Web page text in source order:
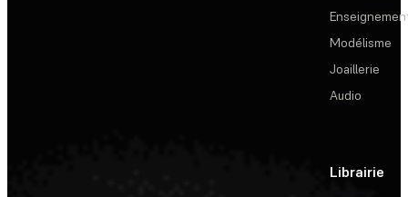
Modélisme
Joaillerie
Audio
Librairie